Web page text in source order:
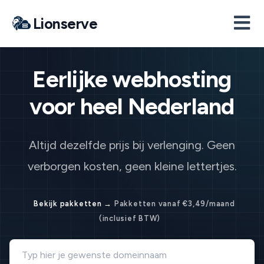
Lionserve
Eerlijke webhosting
voor heel Nederland
Altijd dezelfde prijs bij verlenging. Geen
verborgen kosten, geen kleine lettertjes.
Bekijk pakketten → Pakketten vanaf €3,49/maand
(inclusief BTW)